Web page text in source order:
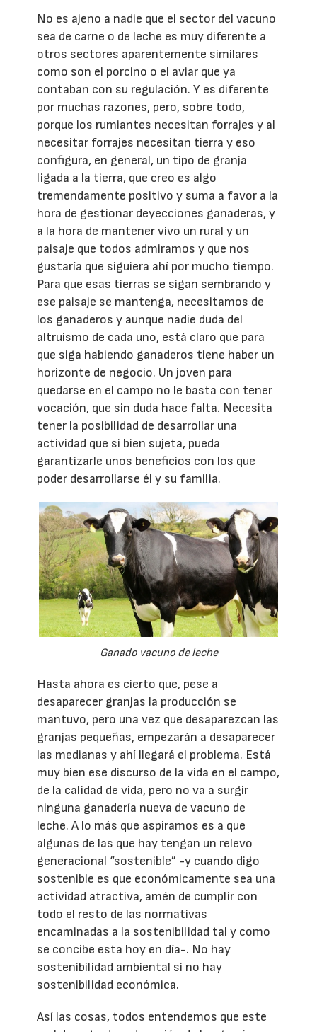
No es ajeno a nadie que el sector del vacuno
sea de carne o de leche es muy diferente a
otros sectores aparentemente similares
como son el porcino o el aviar que ya
contaban con su regulación. Y es diferente
por muchas razones, pero, sobre todo,
porque los rumiantes necesitan forrajes y al
necesitar forrajes necesitan tierra y eso
configura, en general, un tipo de granja
ligada a la tierra, que creo es algo
tremendamente positivo y suma a favor a la
hora de gestionar deyecciones ganaderas, y
a la hora de mantener vivo un rural y un
paisaje que todos admiramos y que nos
gustaría que siguiera ahí por mucho tiempo.
Para que esas tierras se sigan sembrando y
ese paisaje se mantenga, necesitamos de
los ganaderos y aunque nadie duda del
altruismo de cada uno, está claro que para
que siga habiendo ganaderos tiene haber un
horizonte de negocio. Un joven para
quedarse en el campo no le basta con tener
vocación, que sin duda hace falta. Necesita
tener la posibilidad de desarrollar una
actividad que si bien sujeta, pueda
garantizarle unos beneficios con los que
poder desarrollarse él y su familia.
Ganado vacuno de leche
Hasta ahora es cierto que, pese a
desaparecer granjas la producción se
mantuvo, pero una vez que desaparezcan las
granjas pequeñas, empezarán a desaparecer
las medianas y ahí llegará el problema. Está
muy bien ese discurso de la vida en el campo,
de la calidad de vida, pero no va a surgir
ninguna ganadería nueva de vacuno de
leche. A lo más que aspiramos es a que
algunas de las que hay tengan un relevo
generacional “sostenible” -y cuando digo
sostenible es que económicamente sea una
actividad atractiva, amén de cumplir con
todo el resto de las normativas
encaminadas a la sostenibilidad tal y como
se concibe esta hoy en día-. No hay
sostenibilidad ambiental si no hay
sostenibilidad económica.
Así las cosas, todos entendemos que este